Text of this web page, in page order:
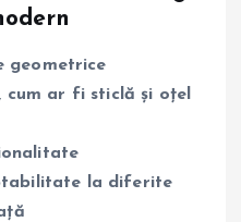
geometrice
cum ar fi sticlă și oțel
la diferite